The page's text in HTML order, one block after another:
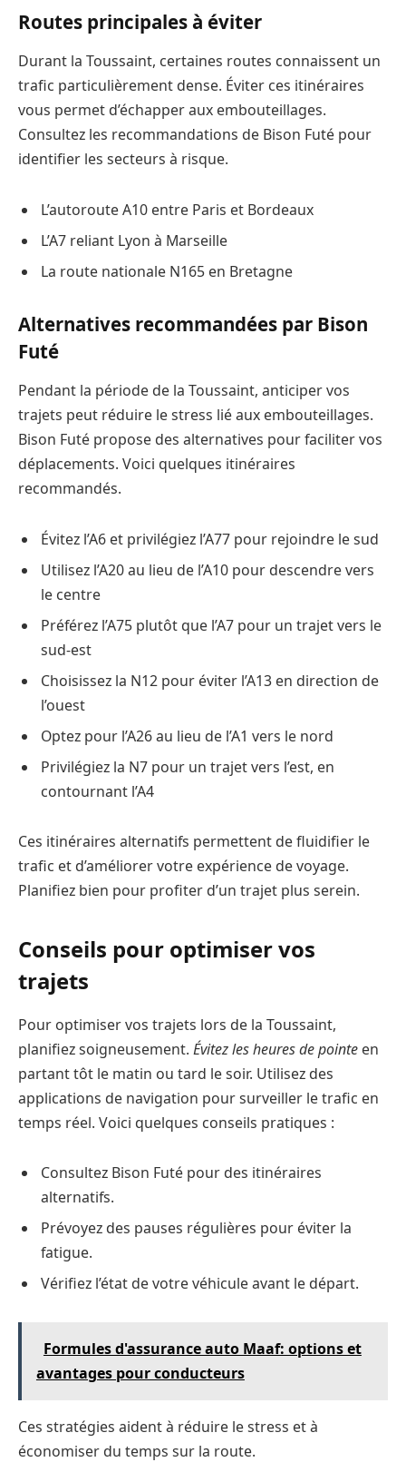
Routes principales à éviter
Durant la Toussaint, certaines routes connaissent un
trafic particulièrement dense. Éviter ces itinéraires
vous permet d’échapper aux embouteillages.
Consultez les recommandations de Bison Futé pour
identifier les secteurs à risque.
L’autoroute A10 entre Paris et Bordeaux
L’A7 reliant Lyon à Marseille
La route nationale N165 en Bretagne
Alternatives recommandées par Bison
Futé
Pendant la période de la Toussaint, anticiper vos
trajets peut réduire le stress lié aux embouteillages.
Bison Futé propose des alternatives pour faciliter vos
déplacements. Voici quelques itinéraires
recommandés.
Évitez l’A6 et privilégiez l’A77 pour rejoindre le sud
Utilisez l’A20 au lieu de l’A10 pour descendre vers
le centre
Préférez l’A75 plutôt que l’A7 pour un trajet vers le
sud-est
Choisissez la N12 pour éviter l’A13 en direction de
l’ouest
Optez pour l’A26 au lieu de l’A1 vers le nord
Privilégiez la N7 pour un trajet vers l’est, en
contournant l’A4
Ces itinéraires alternatifs permettent de fluidifier le
trafic et d’améliorer votre expérience de voyage.
Planifiez bien pour profiter d’un trajet plus serein.
Conseils pour optimiser vos
trajets
Pour optimiser vos trajets lors de la Toussaint,
planifiez soigneusement. Évitez les heures de pointe en
partant tôt le matin ou tard le soir. Utilisez des
applications de navigation pour surveiller le trafic en
temps réel. Voici quelques conseils pratiques :
Consultez Bison Futé pour des itinéraires
alternatifs.
Prévoyez des pauses régulières pour éviter la
fatigue.
Vérifiez l’état de votre véhicule avant le départ.
Formules d'assurance auto Maaf: options et
avantages pour conducteurs
Ces stratégies aident à réduire le stress et à
économiser du temps sur la route.